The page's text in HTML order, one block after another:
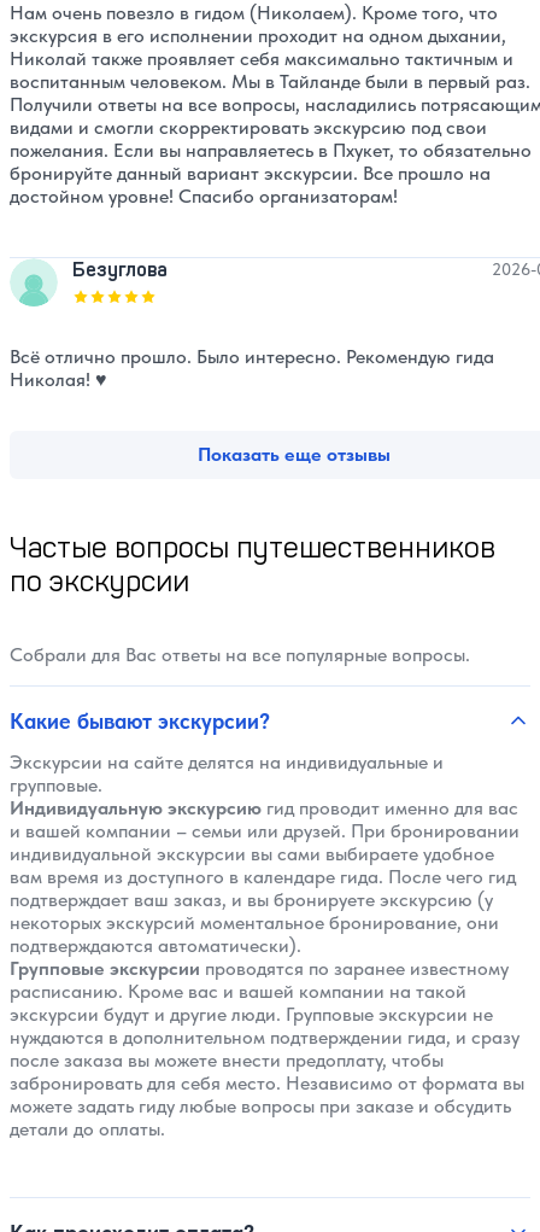
Нам очень повезло в гидом (Николаем). Кроме того, что
экскурсия в его исполнении проходит на одном дыхании,
Николай также проявляет себя максимально тактичным и
воспитанным человеком. Мы в Тайланде были в первый раз.
Получили ответы на все вопросы, насладились
видами и смогли скорректировать экскурсию под свои
пожелания. Если вы направляетесь в Пхукет, то обязательно
бронируйте данный вариант экскурсии. Все прошло на
достойном уровне! Спасибо организаторам!
Безуглова
Оценка, количество звезд:
2026-
Всё отлично прошло. Было интересно. Рекомендую гида
Николая! ♥️
Показать еще отзывы
Частые вопросы путешественников
по экскурсии
Собрали для Вас ответы на все популярные вопросы.
Какие бывают экскурсии?
Экскурсии на сайте делятся на индивидуальные и
групповые.
Индивидуальную экскурсию гид проводит именно для вас
и вашей компании – семьи или друзей. При бронировании
индивидуальной экскурсии вы сами выбираете удобное
вам время из доступного в календаре гида. После чего гид
подтверждает ваш заказ, и вы бронируете экскурсию (у
некоторых экскурсий моментальное бронирование, они
подтверждаются автоматически).
Групповые экскурсии проводятся по заранее известному
расписанию. Кроме вас и вашей компании на такой
экскурсии будут и другие люди. Групповые экскурсии не
нуждаются в дополнительном подтверждении гида, и сразу
после заказа вы можете внести предоплату, чтобы
забронировать для себя место. Независимо от формата вы
можете задать гиду любые вопросы при заказе и обсудить
детали до оплаты.